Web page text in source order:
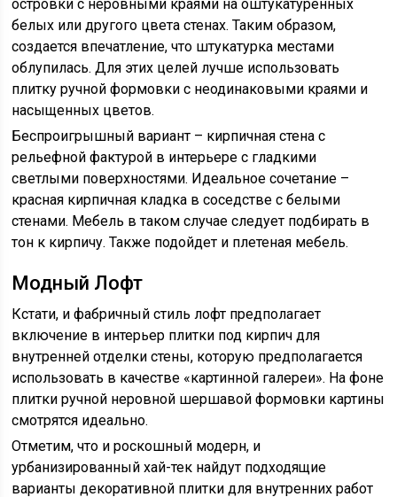
островки с неровными краями на оштукатуренных
белых или другого цвета стенах. Таким образом,
создается впечатление, что штукатурка местами
облупилась. Для этих целей лучше использовать
плитку ручной формовки с неодинаковыми краями и
насыщенных цветов.
Беспроигрышный вариант – кирпичная стена с
рельефной фактурой в интерьере с гладкими
светлыми поверхностями. Идеальное сочетание –
красная кирпичная кладка в соседстве с белыми
стенами. Мебель в таком случае следует подбирать в
тон к кирпичу. Также подойдет и плетеная мебель.
Модный Лофт
Кстати, и фабричный стиль лофт предполагает
включение в интерьер плитки под кирпич для
внутренней отделки стены, которую предполагается
использовать в качестве «картинной галереи». На фоне
плитки ручной неровной шершавой формовки картины
смотрятся идеально.
Отметим, что и роскошный модерн, и
урбанизированный хай-тек найдут подходящие
варианты декоративной плитки для внутренних работ